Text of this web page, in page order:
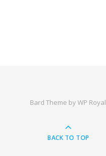
Bard Theme byWP Royal
BACK TO TOP